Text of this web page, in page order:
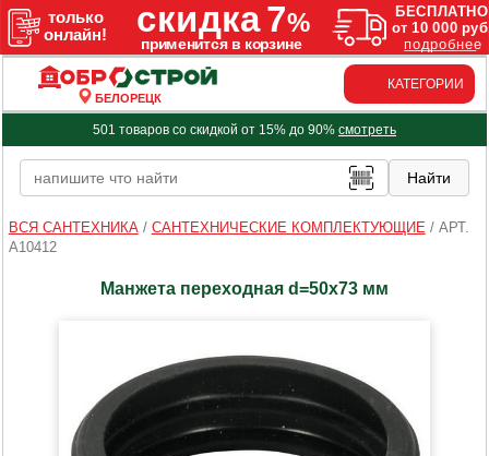
БЕЛОРЕЦК
КАТЕГОРИИ
501 товаров со скидкой от 15% до 90% смотреть
ВСЯ САНТЕХНИКА/ САНТЕХНИЧЕСКИЕ КОМПЛЕКТУЮЩИЕ / АРТ.
A10412
Манжета переходная d=50х73 мм